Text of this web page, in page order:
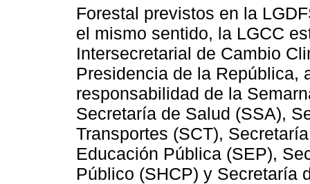
Forestal previstos en la
el mismo sentido, la LGCC
Intersecretarial de Cambio
Presidencia de la República,
responsabilidad de la
Secretaría de Salud (SSA),
Transportes (SCT),
Educación Pública (SEP),
Público (SHCP) y Secretaría